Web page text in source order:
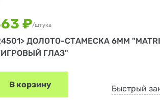
₽/штука
ДОЛОТО-СТАМЕСКА 6ММ
ГЛАЗ"
В корзину Быстрый